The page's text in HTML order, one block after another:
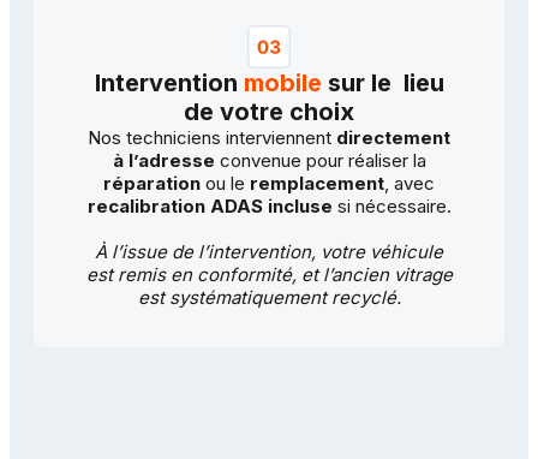
Intervention mobile sur le lieu
de votre choix
Nos techniciens interviennent directement
à l’adresse convenue pour réaliser la
réparation ou le remplacement, avec
recalibration ADAS incluse si nécessaire.
À l’issue de l’intervention, votre véhicule
est remis en conformité, et l’ancien vitrage
est systématiquement recyclé.